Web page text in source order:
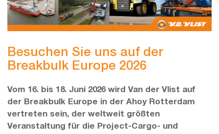
Besuchen Sie uns auf der
Breakbulk Europe 2026
Vom 16. bis 18. Juni 2026 wird Van der Vlist auf
der Breakbulk Europe in der Ahoy Rotterdam
vertreten sein, der weltweit größten
Veranstaltung für die Project-Cargo- und